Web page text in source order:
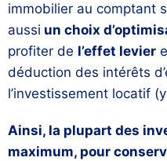
immobilier au comptant
aussi un choix
profiter de l’effet levier
déduction des intérêts
l’investissement locatif
Ainsi, la plupart des
maximum, pour